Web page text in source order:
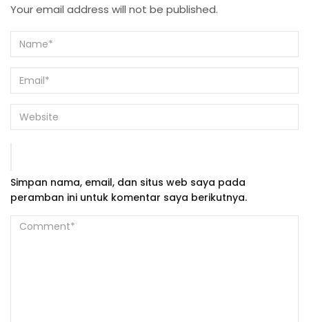
Your email address will not be published.
Simpan nama, email, dan situs web saya pada
peramban ini untuk komentar saya berikutnya.